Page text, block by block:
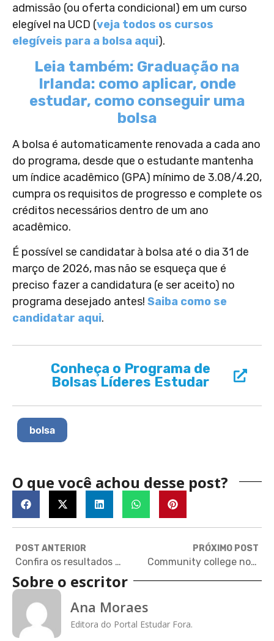
admissão (ou oferta condicional) em um curso
elegível na UCD (veja todos os cursos
elegíveis para a bolsa aqui).
Leia também: Graduação na
Irlanda: como aplicar, onde
estudar, como conseguir uma
bolsa
A bolsa é automaticamente renovada a cada ano
do programa, desde que o estudante mantenha
um índice acadêmico (GPA) mínimo de 3.08/4.20,
cumpra os requisitos de progresso e complete os
créditos necessários dentro de um ano
acadêmico.
É possível se candidatar à bolsa até o dia 31 de
março de 2026, mas não se esqueça que é
preciso fazer a candidatura (e ser aceito) no
programa desejado antes! Saiba como se
candidatar aqui.
Conheça o Programa de
Bolsas Líderes Estudar
bolsa
O que você achou desse post?
POST ANTERIOR
Confira os resultados de Early Application da turma do Prep Program!
PRÓXIMO POST
Community college nos Estados Unidos: o que é, como funciona e como fazer
Sobre o escritor
Ana Moraes
Editora do Portal Estudar Fora.